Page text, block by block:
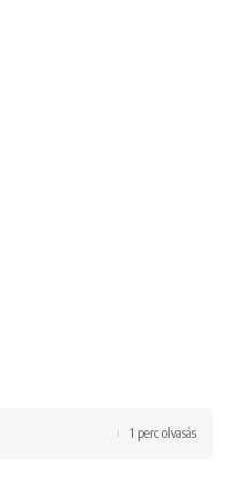
1 perc olvasás